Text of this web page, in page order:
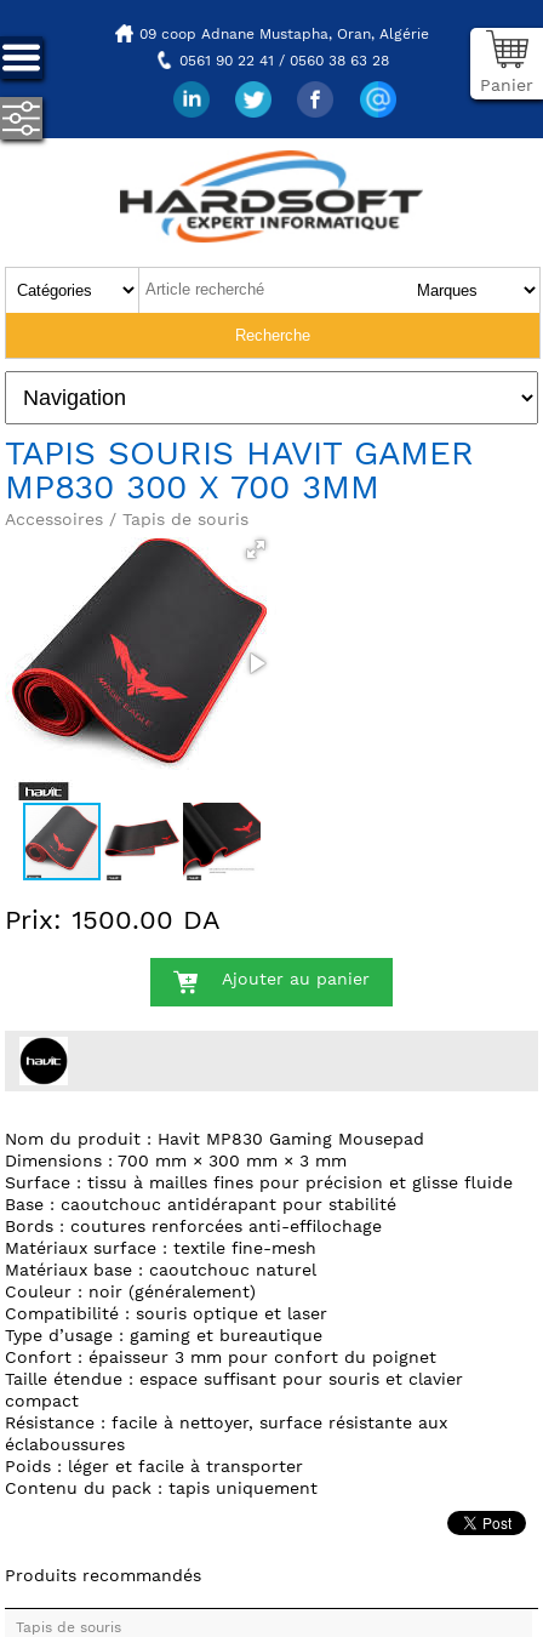
09 coop Adnane Mustapha, Oran, Algérie
0561 90 22 41 / 0560 38 63 28
Panier
TAPIS SOURIS HAVIT GAMER
MP830 300 X 700 3MM
Accessoires / Tapis de souris
Prix: 1500.00 DA
Ajouter au panier
Nom du produit : Havit MP830 Gaming Mousepad
Dimensions : 700 mm × 300 mm × 3 mm
Surface : tissu à mailles fines pour précision et glisse fluide
Base : caoutchouc antidérapant pour stabilité
Bords : coutures renforcées anti-effilochage
Matériaux surface : textile fine-mesh
Matériaux base : caoutchouc naturel
Couleur : noir (généralement)
Compatibilité : souris optique et laser
Type d’usage : gaming et bureautique
Confort : épaisseur 3 mm pour confort du poignet
Taille étendue : espace suffisant pour souris et clavier
compact
Résistance : facile à nettoyer, surface résistante aux
éclaboussures
Poids : léger et facile à transporter
Contenu du pack : tapis uniquement
Produits recommandés
Tapis de souris